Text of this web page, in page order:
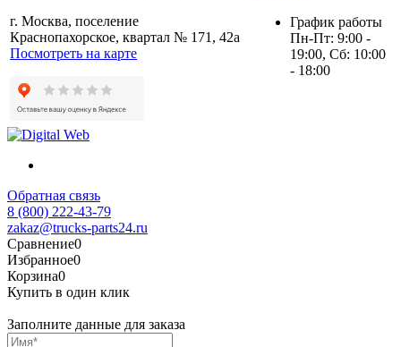
г. Москва, поселение
Краснопахорское, квартал № 171, 42а
Посмотреть на карте
График работы
Пн-Пт: 9:00 -
19:00, Сб: 10:00
- 18:00
Обратная связь
8 (800) 222-43-79
zakaz@trucks-parts24.ru
Сравнение0
Избранное0
Корзина0
Купить в один клик
Заполните данные для заказа